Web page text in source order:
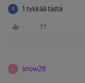
1 tykkää tästä
S snow28